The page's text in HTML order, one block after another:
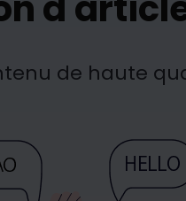
de haute